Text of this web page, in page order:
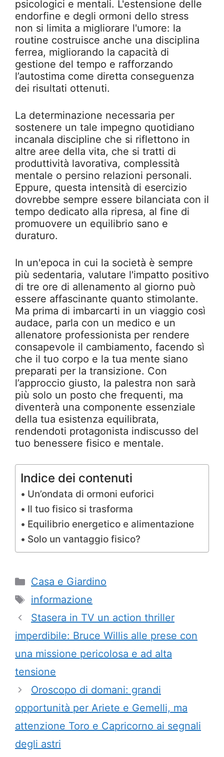
psicologici e mentali. L'estensione delle
endorfine e degli ormoni dello stress
non si limita a migliorare l'umore: la
routine costruisce anche una disciplina
ferrea, migliorando la capacità di
gestione del tempo e rafforzando
l’autostima come diretta conseguenza
dei risultati ottenuti.
La determinazione necessaria per
sostenere un tale impegno quotidiano
incanala discipline che si riflettono in
altre aree della vita, che si tratti di
produttività lavorativa, complessità
mentale o persino relazioni personali.
Eppure, questa intensità di esercizio
dovrebbe sempre essere bilanciata con il
tempo dedicato alla ripresa, al fine di
promuovere un equilibrio sano e
duraturo.
In un'epoca in cui la società è sempre
più sedentaria, valutare l'impatto positivo
di tre ore di allenamento al giorno può
essere affascinante quanto stimolante.
Ma prima di imbarcarti in un viaggio così
audace, parla con un medico e un
allenatore professionista per rendere
consapevole il cambiamento, facendo sì
che il tuo corpo e la tua mente siano
preparati per la transizione. Con
l’approccio giusto, la palestra non sarà
più solo un posto che frequenti, ma
diventerà una componente essenziale
della tua esistenza equilibrata,
rendendoti protagonista indiscusso del
tuo benessere fisico e mentale.
Indice dei contenuti
Un’ondata di ormoni euforici
Il tuo fisico si trasforma
Equilibrio energetico e alimentazione
Solo un vantaggio fisico?
Categorie
Casa e Giardino
Tag
informazione
Stasera in TV un action thriller
imperdibile: Bruce Willis alle prese con
una missione pericolosa e ad alta
tensione
Oroscopo di domani: grandi
opportunità per Ariete e Gemelli, ma
attenzione Toro e Capricorno ai segnali
degli astri